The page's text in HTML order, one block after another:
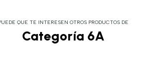
QUE TE INTERESEN OTROS PRODUCTOS DE
Categoría 6A